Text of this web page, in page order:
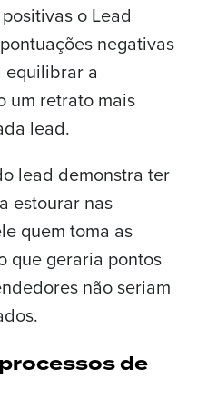
o Lead
negativas
equilibrar a
um retrato mais
lead.
lead demonstra ter
estourar nas
quem toma as
que geraria pontos
não seriam
de